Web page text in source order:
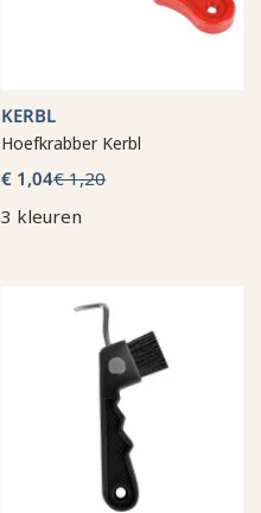
KERBL
Hoefkrabber Kerbl
€ 1,04€ 1,20
3 kleuren